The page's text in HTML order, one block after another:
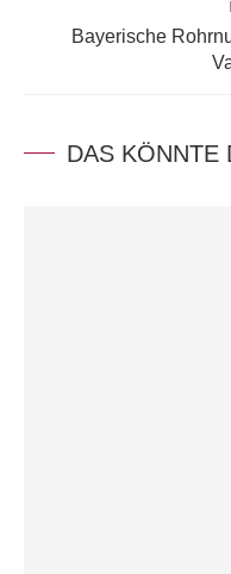
Bayerische
DAS KÖNNTE